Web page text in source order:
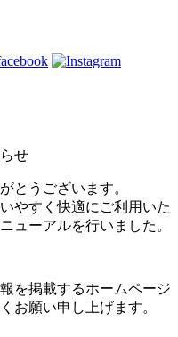
せ
とうございます。
やすく快適にご利用いた
ューアルを行いました。
を掲載するホームページ
お願い申し上げます。